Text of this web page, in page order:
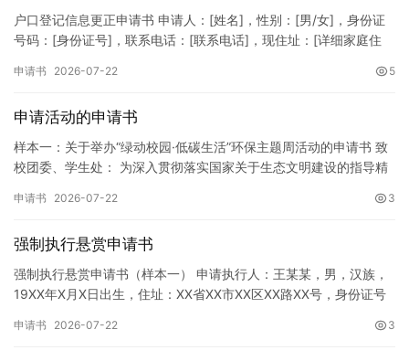
户口登记信息更正申请书 申请人：[姓名]，性别：[男/女]，身份证
号码：[身份证号]，联系电话：[联系电话]，现住址：[详细家庭住
申请书 2026-07-22 5
申请活动的申请书
样本一：关于举办“绿动校园·低碳生活”环保主题周活动的申请书 致
校团委、学生处： 为深入贯彻落实国家关于生态文明建设的指导精
申请书 2026-07-22 3
强制执行悬赏申请书
强制执行悬赏申请书（样本一） 申请执行人：王某某，男，汉族，
19XX年X月X日出生，住址：XX省XX市XX区XX路XX号，身份证号
申请书 2026-07-22 3